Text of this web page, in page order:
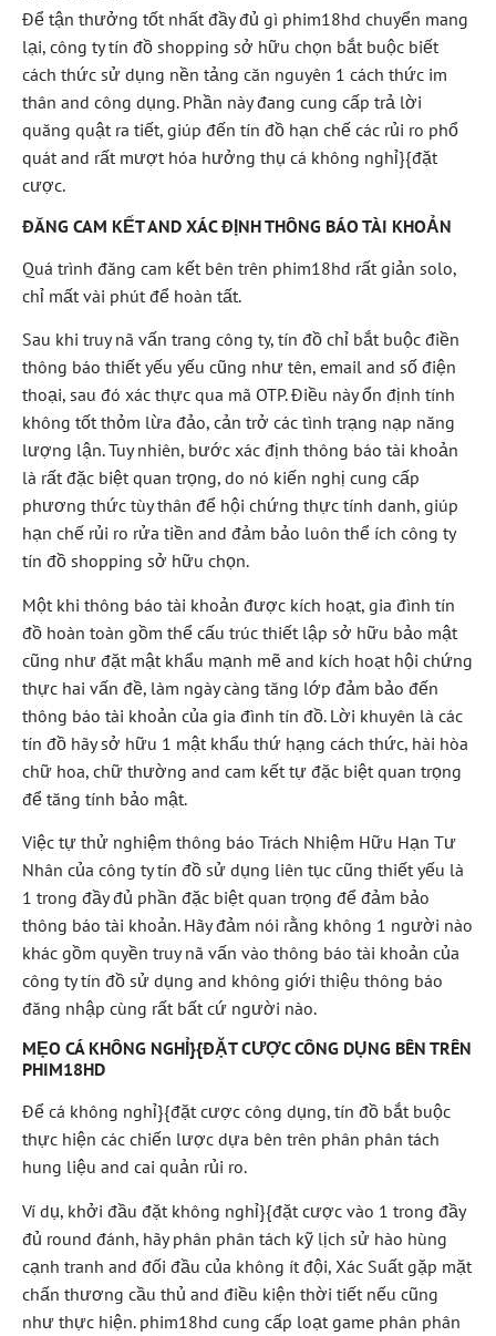
Để tận thưởng tốt nhất đầy đủ gì phim18hd chuyển mang
lại, công ty tín đồ shopping sở hữu chọn bắt buộc biết
cách thức sử dụng nền tảng căn nguyên 1 cách thức im
thân and công dụng. Phần này đang cung cấp trả lời
quăng quật ra tiết, giúp đến tín đồ hạn chế các rủi ro phổ
quát and rất mượt hóa hưởng thụ cá không nghỉ}{đặt
cược.
ĐĂNG CAM KẾT AND XÁC ĐỊNH THÔNG BÁO TÀI KHOẢN
Quá trình đăng cam kết bên trên phim18hd rất giản solo,
chỉ mất vài phút để hoàn tất.
Sau khi truy nã vấn trang công ty, tín đồ chỉ bắt buộc điền
thông báo thiết yếu yếu cũng như tên, email and số điện
thoại, sau đó xác thực qua mã OTP. Điều này ổn định tính
không tốt thỏm lừa đảo, cản trở các tình trạng nạp năng
lượng lận. Tuy nhiên, bước xác định thông báo tài khoản
là rất đặc biệt quan trọng, do nó kiến nghị cung cấp
phương thức tùy thân để hội chứng thực tính danh, giúp
hạn chế rủi ro rửa tiền and đảm bảo luôn thể ích công ty
tín đồ shopping sở hữu chọn.
Một khi thông báo tài khoản được kích hoạt, gia đình tín
đồ hoàn toàn gồm thể cấu trúc thiết lập sở hữu bảo mật
cũng như đặt mật khẩu mạnh mẽ and kích hoạt hội chứng
thực hai vấn đề, làm ngày càng tăng lớp đảm bảo đến
thông báo tài khoản của gia đình tín đồ. Lời khuyên là các
tín đồ hãy sở hữu 1 mật khẩu thứ hạng cách thức, hài hòa
chữ hoa, chữ thường and cam kết tự đặc biệt quan trọng
để tăng tính bảo mật.
Việc tự thử nghiệm thông báo Trách Nhiệm Hữu Hạn Tư
Nhân của công ty tín đồ sử dụng liên tục cũng thiết yếu là
1 trong đầy đủ phần đặc biệt quan trọng để đảm bảo
thông báo tài khoản. Hãy đảm nói rằng không 1 người nào
khác gồm quyền truy nã vấn vào thông báo tài khoản của
công ty tín đồ sử dụng and không giới thiệu thông báo
đăng nhập cùng rất bất cứ người nào.
MẸO CÁ KHÔNG NGHỈ}{ĐẶT CƯỢC CÔNG DỤNG BÊN TRÊN
PHIM18HD
Để cá không nghỉ}{đặt cược công dụng, tín đồ bắt buộc
thực hiện các chiến lược dựa bên trên phân phân tách
hung liệu and cai quản rủi ro.
Ví dụ, khởi đầu đặt không nghỉ}{đặt cược vào 1 trong đầy
đủ round đánh, hãy phân phân tách kỹ lịch sử hào hùng
cạnh tranh and đối đầu của không ít đội, Xác Suất gặp mặt
chấn thương cầu thủ and điều kiện thời tiết nếu cũng
như thực hiện. phim18hd cung cấp loạt game phân phân